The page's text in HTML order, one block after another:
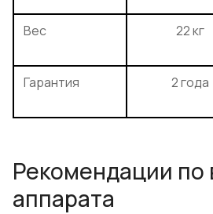
Вес 22 кг
Гарантия 2 года
Рекомендации по
аппарата